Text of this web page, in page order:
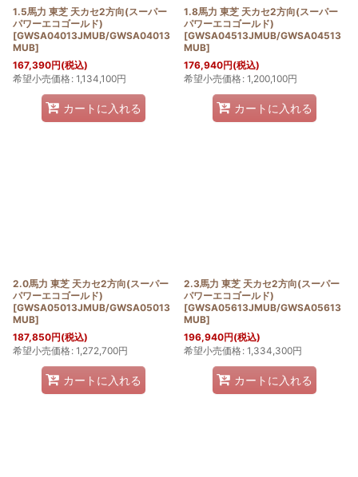
1.5馬力 東芝 天カセ2方向(スーパー
パワーエコゴールド)
[GWSA04013JMUB/GWSA04013
MUB]
167,390円(税込)
希望小売価格: 1,134,100円
カートに入れる
1.8馬力 東芝 天カセ2方向(スーパー
パワーエコゴールド)
[GWSA04513JMUB/GWSA04513
MUB]
176,940円(税込)
希望小売価格: 1,200,100円
カートに入れる
2.0馬力 東芝 天カセ2方向(スーパー
パワーエコゴールド)
[GWSA05013JMUB/GWSA05013
MUB]
187,850円(税込)
希望小売価格: 1,272,700円
カートに入れる
2.3馬力 東芝 天カセ2方向(スーパー
パワーエコゴールド)
[GWSA05613JMUB/GWSA05613
MUB]
196,940円(税込)
希望小売価格: 1,334,300円
カートに入れる